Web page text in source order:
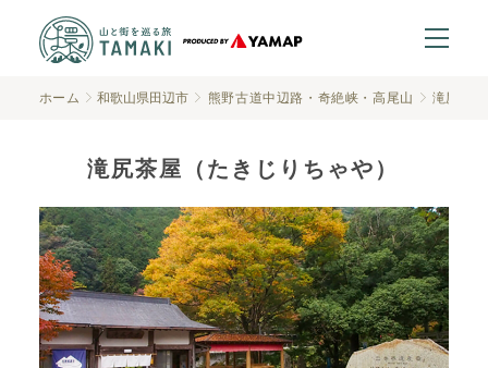
ホーム 和歌山県田辺市 熊野古道中辺路・奇絶峡・高尾山 滝尻茶
滝尻茶屋（たきじりちゃや）